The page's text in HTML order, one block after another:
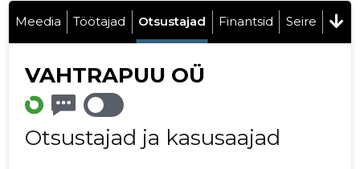
Meedia Töötajad Otsustajad Finantsid Seire
VAHTRAPUU OÜ
Otsustajad ja kasusaajad